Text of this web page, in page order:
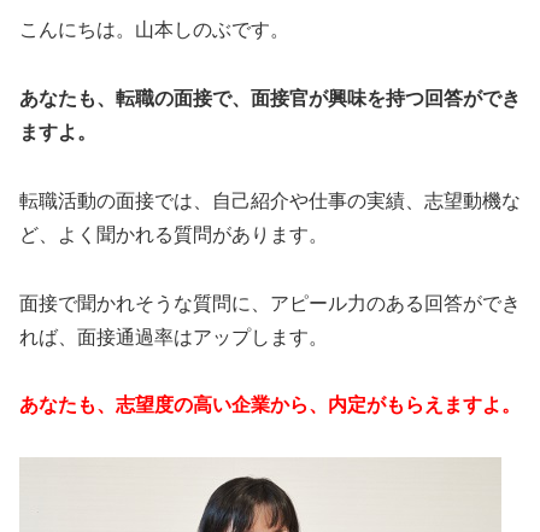
こんにちは。山本しのぶです。
あなたも、転職の面接で、面接官が興味を持つ回答ができ
ますよ。
転職活動の面接では、自己紹介や仕事の実績、志望動機な
ど、よく聞かれる質問があります。
面接で聞かれそうな質問に、アピール力のある回答ができ
れば、面接通過率はアップします。
あなたも、志望度の高い企業から、内定がもらえますよ。